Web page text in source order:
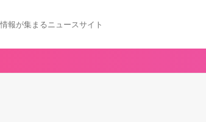
報が集まるニュースサイト